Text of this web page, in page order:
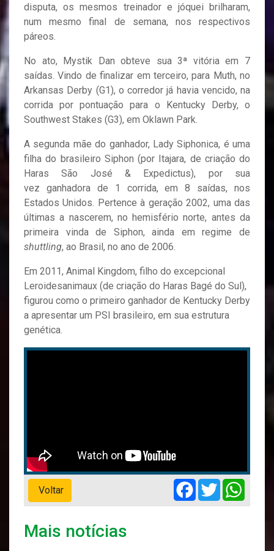
disputa, os mesmos treinador e jóquei brilharam,
num mesmo final de semana, nos respectivos
páreos.
No ato, Mystik Dan obteve sua 3ª vitória em 7
saídas. Vindo de finalizar em terceiro, para Muth, no
Arkansas Derby (G1), o corredor já havia vencido, na
corrida por pontuação para o Kentucky Derby, o
Southwest Stakes (G3), em Oklawn Park.
A segunda mãe do ganhador, Lady Siphonica, é uma
filha do brasileiro Siphon (por Itajara, de criação do
Haras São José & Expedictus), por sua
vez ganhadora de 1 corrida, em 8 saídas, nos
Estados Unidos. Pertence à geração 2002, uma das
últimas a nascerem, no hemisfério norte, antes da
primeira vinda de Siphon, ainda em regime de
shuttling, ao Brasil, no ano de 2006.
Em 2011, Animal Kingdom, filho do excepcional
Leroidesanimaux (de criação do Haras Bagé do Sul),
figurou como o primeiro ganhador de Kentucky Derby
a apresentar um PSI brasileiro, em sua estrutura
genética.
Voltar
Facebook
Twitter
Mais notícias